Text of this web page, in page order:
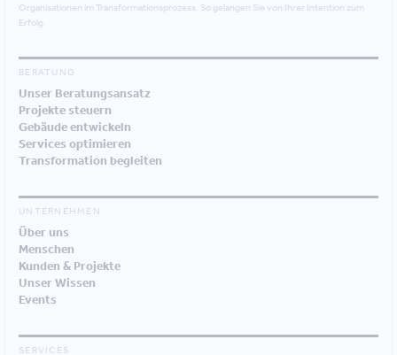
Organisationen im Transformationsprozess. So gelangen Sie von Ihrer Intention zum
Erfolg.
BERATUNG
Unser Beratungsansatz
Projekte steuern
Gebäude entwickeln
Services optimieren
Transformation begleiten
UNTERNEHMEN
Über uns
Menschen
Kunden & Projekte
Unser Wissen
Events
SERVICES